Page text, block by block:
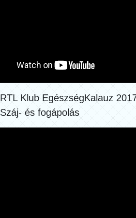
RTL Klub EgészségKalauz
Száj- és fogápolás